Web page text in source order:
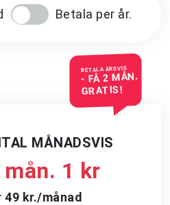
Betala per år.
BETALA ÅRSVIS
- FÅ 2 MÅN.
GRATIS!
MÅNADSVIS
1 kr
kr./månad